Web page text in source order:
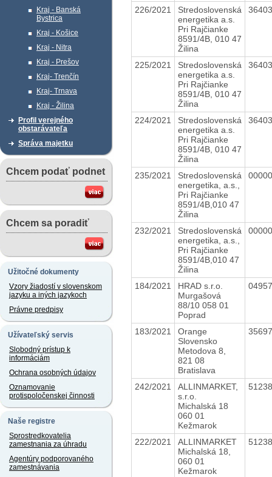
Kraj - Banská
Bystrica
Kraj - Košice
Kraj - Nitra
Kraj - Prešov
Kraj- Trenčín
Kraj- Trnava
Kraj - Žilina
Profil verejného
obstarávateľa
Správa majetku
Chcem podať podnet
Chcem sa poradiť
Užitočné dokumenty
Vzory žiadostí v slovenskom
jazyku a iných jazykoch
Právne predpisy
Užívateľský servis
Slobodný prístup k
informáciám
Ochrana osobných údajov
Oznamovanie
protispoločenskej činnosti
Naše registre
Sprostredkovatelia
zamestnania za úhradu
Agentúry podporovaného
zamestnávania
226/2021
Stredoslovenská
energetika a.s.
Pri Rajčianke
8591/4B, 010 47
Žilina
225/2021
Stredoslovenská
energetika a.s.
Pri Rajčianke
8591/4B, 010 47
Žilina
224/2021
Stredoslovenská
energetika a.s.
Pri Rajčianke
8591/4B, 010 47
Žilina
235/2021
Stredoslovenská
energetika, a.s.,
Pri Rajčianke
8591/4B,010 47
Žilina
232/2021
Stredoslovenská
energetika, a.s.,
Pri Rajčianke
8591/4B,010 47
Žilina
184/2021
HRAD s.r.o.
Murgašová
88/10 058 01
Poprad
183/2021
Orange
Slovensko
Metodova 8,
821 08
Bratislava
242/2021
ALLINMARKET,
s.r.o.
Michalská 18
060 01
Kežmarok
222/2021
ALLINMARKET
Michalská 18,
060 01
Kežmarok